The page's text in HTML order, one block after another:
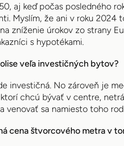
aj keď počas posledného
Myslím, že ani v roku 2024
zníženie úrokov zo strany
s hypotékami.
veľa investičných bytov?
investičná. No zároveň je
chcú bývať v centre,
venovať sa namiesto toho
cena štvorcového metra v